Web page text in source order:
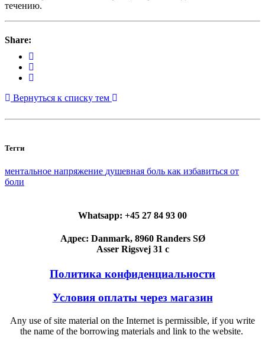
течению.
Share:
Вернуться к списку тем
Тегги
ментальное напряжение душевная боль как избавиться от
боли
Whatsapp: +45 27 84 93 00
Адрес: Danmark, 8960 Randers SØ
Asser Rigsvej 31 c
Политика конфиденциальности
Условия оплаты через магазин
Any use of site material on the Internet is permissible, if you write
the name of the borrowing materials and link to the website.